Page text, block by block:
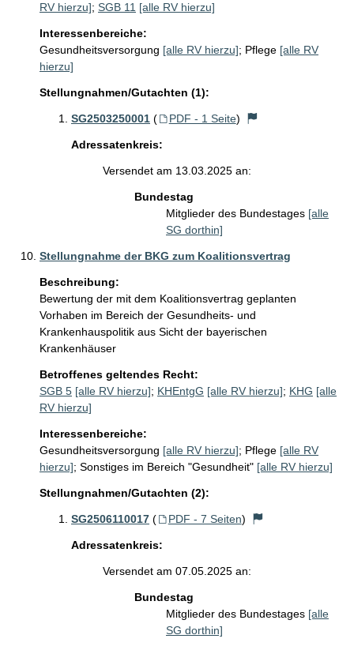
RV hierzu]; SGB 11 [alle RV hierzu]
Interessenbereiche:
Gesundheitsversorgung [alle RV hierzu]; Pflege [alle RV
hierzu]
Stellungnahmen/Gutachten (1):
SG2503250001 ( PDF - 1 Seite)
Adressatenkreis:
Versendet am 13.03.2025 an:
Bundestag
Mitglieder des Bundestages [alle
SG dorthin]
Stellungnahme der BKG zum Koalitionsvertrag
Beschreibung:
Bewertung der mit dem Koalitionsvertrag geplanten
Vorhaben im Bereich der Gesundheits- und
Krankenhauspolitik aus Sicht der bayerischen
Krankenhäuser
Betroffenes geltendes Recht:
SGB 5 [alle RV hierzu]; KHEntgG [alle RV hierzu]; KHG [alle
RV hierzu]
Interessenbereiche:
Gesundheitsversorgung [alle RV hierzu]; Pflege [alle RV
hierzu]; Sonstiges im Bereich "Gesundheit" [alle RV hierzu]
Stellungnahmen/Gutachten (2):
SG2506110017 ( PDF - 7 Seiten)
Adressatenkreis:
Versendet am 07.05.2025 an:
Bundestag
Mitglieder des Bundestages [alle
SG dorthin]